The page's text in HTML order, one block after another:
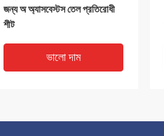
জন্য অ অ্যাসবেস্টস তেল প্রতিরোধী
শীট
ভালো দাম